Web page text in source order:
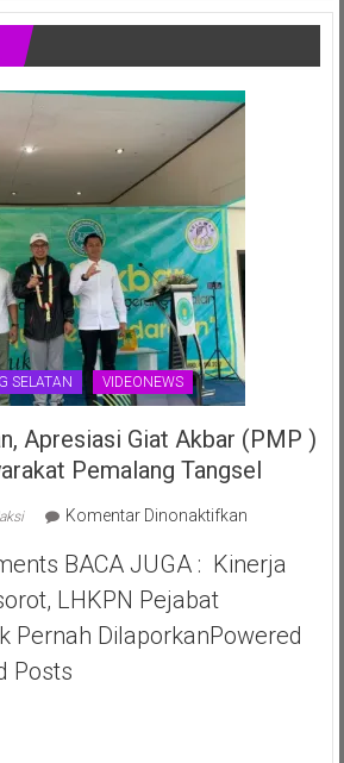
Ajang
Juli
Setiono
Rayakan
Tahun
SELATAN VIDEONEWS
Apresiasi Giat Akbar (PMP )
Pemalang Tangsel
Komentar Dinonaktifkanpada
Saga
Giat
BACA JUGA : Kinerja
LHKPN Pejabat
Pernah DilaporkanPowered
Posts